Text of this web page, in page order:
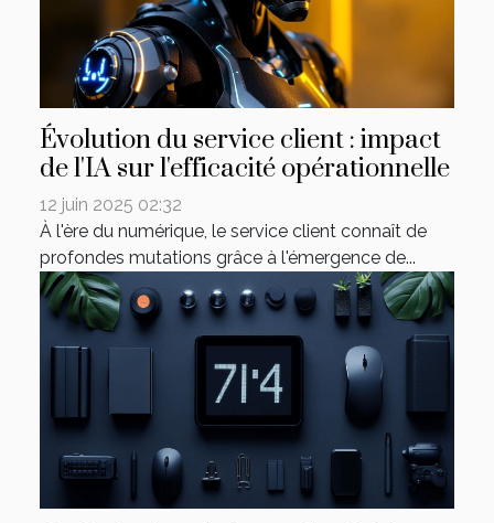
Évolution du service client : impact
de l'IA sur l'efficacité opérationnelle
12 juin 2025 02:32
À l'ère du numérique, le service client connaît de
profondes mutations grâce à l'émergence de...